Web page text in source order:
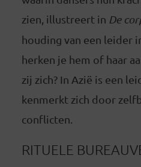
zien, illustreert in De
houding van een leider
herken je hem of haar
zij zich? In Azië is een
kenmerkt zich door
conflicten.
RITUELE